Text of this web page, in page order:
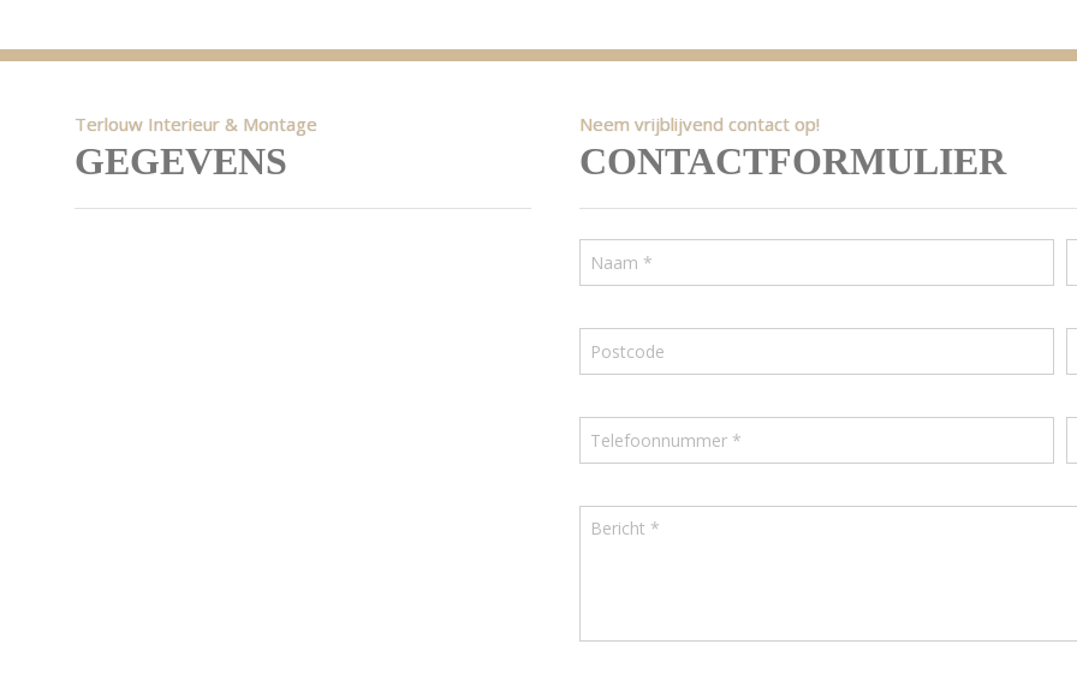
Terlouw Interieur & Montage
GEGEVENS
Neem vrijblijvend contact op!
CONTACTFORMULIER